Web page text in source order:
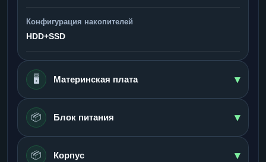
Конфигурация накопителей
HDD+SSD
🖥️ Материнская плата ▾
📦 Блок питания ▾
📦 Корпус ▾